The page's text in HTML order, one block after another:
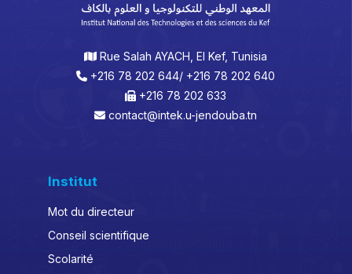
Rue Salah AYACH, El Kef, Tunisia
+216 78 202 644/ +216 78 202 640
+216 78 202 633
contact@intek.u-jendouba.tn
Institut
Mot du directeur
Conseil scientifique
Scolarité